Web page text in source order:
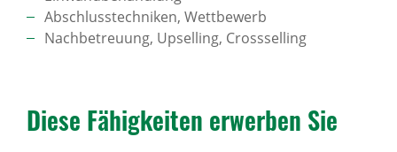
Abschlusstechniken, Wettbewerb
Nachbetreuung, Upselling, Crossselling
Diese Fähig­keiten erwerben Sie